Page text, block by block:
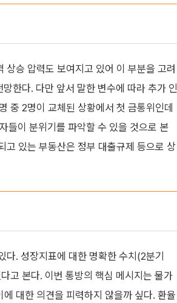
승 압력도 보여지고 있어 이 부분을 고려
한다. 다만 앞서 말한 변수에 따라 추가 인
중 2명이 교체된 상황에서 첫 금통위인데
들이 분위기를 파악할 수 있을 것으로 본
고 있는 부동산은 정부 대출규제 등으로 상
. 성장지표에 대한 명확한 수치(2분기
고 본다. 이번 통방의 핵심 메시지는 물가
대한 의견을 피력하지 않을까 싶다. 환율